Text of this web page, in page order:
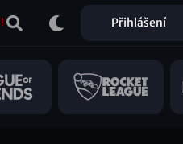
Přihlášení